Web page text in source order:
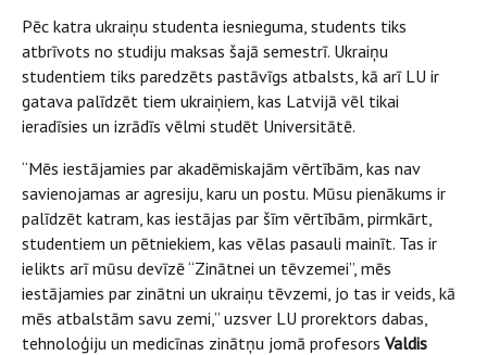
Pēc katra ukraiņu studenta iesnieguma, students tiks
atbrīvots no studiju maksas šajā semestrī. Ukraiņu
studentiem tiks paredzēts pastāvīgs atbalsts, kā arī LU ir
gatava palīdzēt tiem ukraiņiem, kas Latvijā vēl tikai
ieradīsies un izrādīs vēlmi studēt Universitātē.
“Mēs iestājamies par akadēmiskajām vērtībām, kas nav
savienojamas ar agresiju, karu un postu. Mūsu pienākums ir
palīdzēt katram, kas iestājas par šīm vērtībām, pirmkārt,
studentiem un pētniekiem, kas vēlas pasauli mainīt. Tas ir
ielikts arī mūsu devīzē “Zinātnei un tēvzemei”, mēs
iestājamies par zinātni un ukraiņu tēvzemi, jo tas ir veids, kā
mēs atbalstām savu zemi,” uzsver LU prorektors dabas,
tehnoloģiju un medicīnas zinātņu jomā profesors Valdis